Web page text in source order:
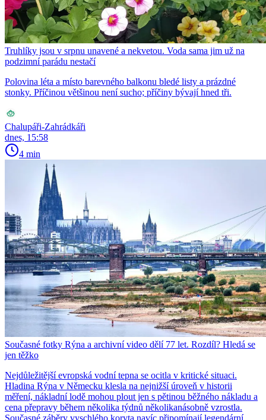
Truhlíky jsou v srpnu unavené a nekvetou. Voda sama jim už na
podzimní parádu nestačí
Polovina léta a místo barevného balkonu bledé listy a prázdné
stonky. Příčinou většinou není sucho; příčiny bývají hned tři.
Chalupáři-Zahrádkáři
dnes, 15:58
4 min
Současné fotky Rýna a archivní video dělí 77 let. Rozdíl? Hledá se
jen těžko
Nejdůležitější evropská vodní tepna se ocitla v kritické situaci.
Hladina Rýna v Německu klesla na nejnižší úroveň v historii
měření, nákladní lodě mohou plout jen s pětinou běžného nákladu a
cena přepravy během několika týdnů několikanásobně vzrostla.
Současné záběry vyschlého koryta navíc připomínají legendární